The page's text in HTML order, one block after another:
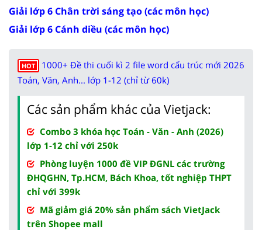
Giải lớp 6 Chân trời sáng tạo (các môn học)
Giải lớp 6 Cánh diều (các môn học)
HOT
1000+ Đề thi cuối kì 2 file word cấu trúc mới 2026
Toán, Văn, Anh... lớp 1-12 (chỉ từ 60k)
Các sản phẩm khác của Vietjack:
Combo 3 khóa học Toán - Văn - Anh (2026)
lớp 1-12 chỉ với 250k
Phòng luyện 1000 đề VIP ĐGNL các trường
ĐHQGHN, Tp.HCM, Bách Khoa, tốt nghiệp THPT
chỉ với 399k
Mã giảm giá 20% sản phẩm sách VietJack
trên Shopee mall